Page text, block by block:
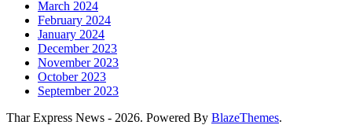
March 2024
February 2024
January 2024
December 2023
November 2023
October 2023
September 2023
Thar Express News - 2026. Powered By BlazeThemes.